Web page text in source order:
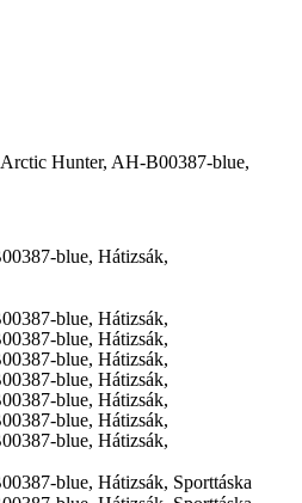
Arctic Hunter, AH-B00387-blue,